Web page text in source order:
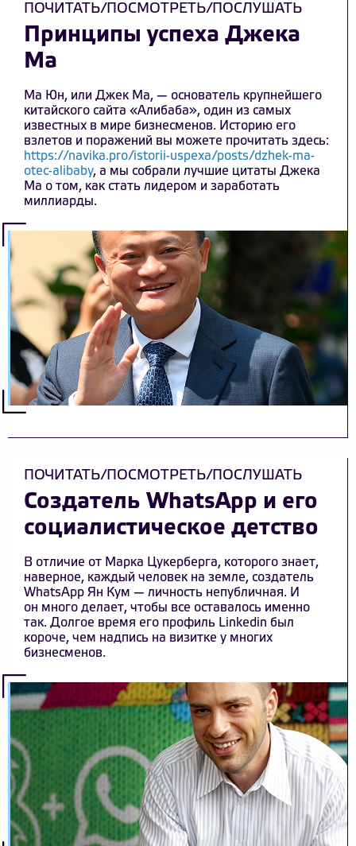
ПОЧИТАТЬ/ПОСМОТРЕТЬ/ПОСЛУШАТЬ
Принципы успеха Джека
Ма
Ма Юн, или Джек Ма, — основатель крупнейшего
китайского сайта «Алибаба», один из самых
известных в мире бизнесменов. Историю его
взлетов и поражений вы можете прочитать здесь:
https://navika.pro/istorii-uspexa/posts/dzhek-ma-
otec-alibaby, а мы собрали лучшие цитаты Джека
Ма о том, как стать лидером и заработать
миллиарды.
ПОЧИТАТЬ/ПОСМОТРЕТЬ/ПОСЛУШАТЬ
Создатель WhatsApp и его
социалистическое детство
В отличие от Марка Цукерберга, которого знает,
наверное, каждый человек на земле, создатель
WhatsApp Ян Кум — личность непубличная. И
он много делает, чтобы все оставалось именно
так. Долгое время его профиль Linkedin был
короче, чем надпись на визитке у многих
бизнесменов.